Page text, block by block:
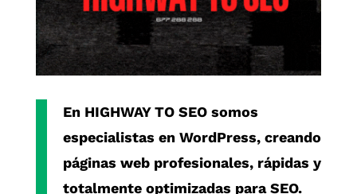
En HIGHWAY TO SEOsomos
especialistas en WordPress, creando
páginas web profesionales, rápidas y
totalmente optimizadas para SEO.